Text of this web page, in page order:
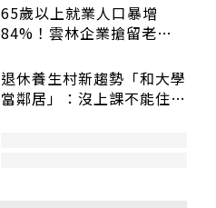
65歲以上就業人口暴增
84%！雲林企業搶留老員
退休養生村新趨勢「和大學
當鄰居」：沒上課不能住、